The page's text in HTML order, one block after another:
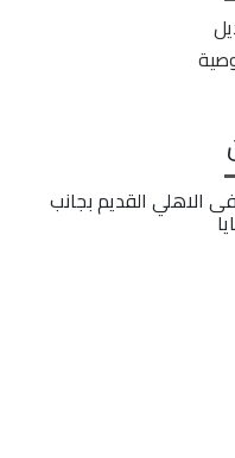
الاهلي القديم بجانب